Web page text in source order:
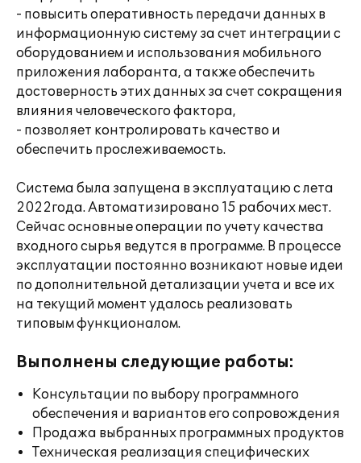
- повысить оперативность передачи данных в
информационную систему за счет интеграции с
оборудованием и использования мобильного
приложения лаборанта, а также обеспечить
достоверность этих данных за счет сокращения
влияния человеческого фактора,
- позволяет контролировать качество и
обеспечить прослеживаемость.
Система была запущена в эксплуатацию с лета
2022года. Автоматизировано 15 рабочих мест.
Сейчас основные операции по учету качества
входного сырья ведутся в программе. В процессе
эксплуатации постоянно возникают новые идеи
по дополнительной детализации учета и все их
на текущий момент удалось реализовать
типовым функционалом.
Выполнены следующие работы:
Консультации по выбору программного
обеспечения и вариантов его сопровождения
Продажа выбранных программных продуктов
Техническая реализация специфических